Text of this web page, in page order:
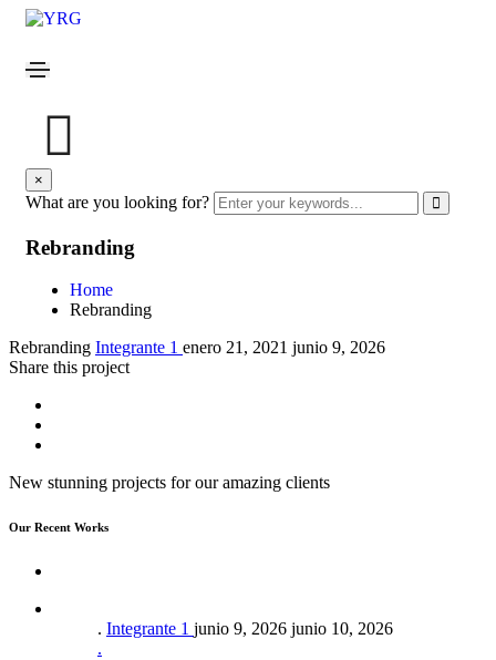
×
What are you looking for?
Rebranding
Home
Rebranding
Rebranding Integrante 1 enero 21, 2021 junio 9, 2026
Share this project
New stunning projects for our amazing clients
Our Recent Works
. Integrante 1 junio 9, 2026 junio 10, 2026
.